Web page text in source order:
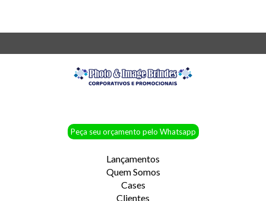
Peça seu orçamento pelo Whatsapp
Lançamentos
Quem Somos
Cases
Clientes